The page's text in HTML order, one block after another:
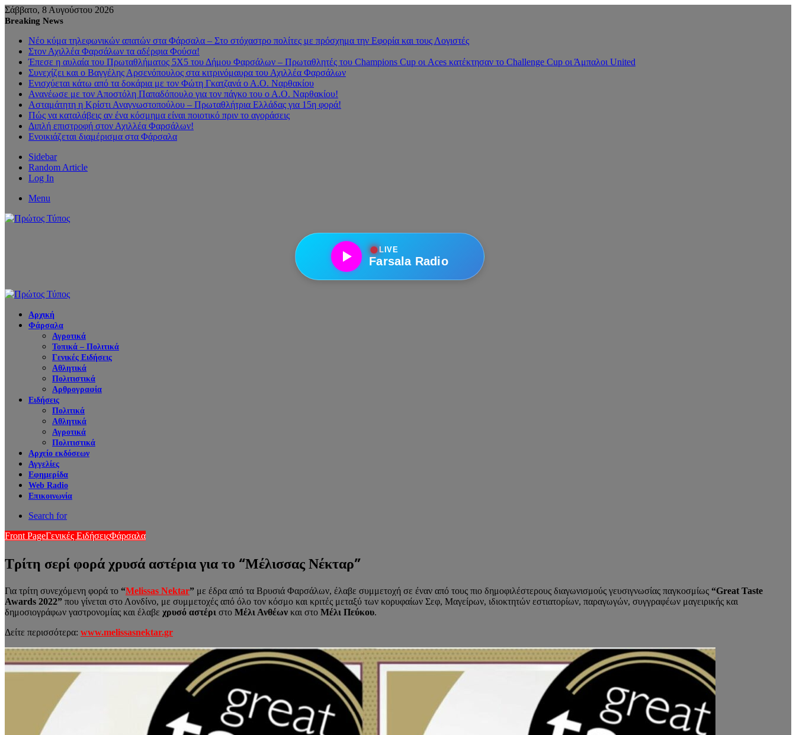
Σάββατο, 8 Αυγούστου 2026
Breaking News
Νέο κύμα τηλεφωνικών απατών στα Φάρσαλα – Στο στόχαστρο πολίτες με πρόσχημα την Εφορία και τους Λογιστές
Στον Αχιλλέα Φαρσάλων τα αδέρφια Φούσα!
Έπεσε η αυλαία του Πρωταθλήματος 5Χ5 του Δήμου Φαρσάλων – Πρωταθλητές του Champions Cup οι Aces κατέκτησαν το Challenge Cup οι Άμπαλοι United
Συνεχίζει και ο Βαγγέλης Αρσενόπουλος στα κιτρινόμαυρα του Αχιλλέα Φαρσάλων
Ενισχύεται κάτω από τα δοκάρια με τον Φώτη Γκατζανά ο Α.Ο. Ναρθακίου
Ανανέωσε με τον Αποστόλη Παπαδόπουλο για τον πάγκο του ο Α.Ο. Ναρθακίου!
Ασταμάτητη η Κρίστι Αναγνωστοπούλου – Πρωταθλήτρια Ελλάδας για 15η φορά!
Πώς να καταλάβεις αν ένα κόσμημα είναι ποιοτικό πριν το αγοράσεις
Διπλή επιστροφή στον Αχιλλέα Φαρσάλων!
Ενοικιάζεται διαμέρισμα στα Φάρσαλα
Sidebar
Random Article
Log In
Menu
●LIVE
Farsala Radio
Αρχική
Φάρσαλα
Αγροτικά
Τοπικά – Πολιτικά
Γενικές Ειδήσεις
Αθλητικά
Πολιτιστικά
Αρθρογραφία
Ειδήσεις
Πολιτικά
Αθλητικά
Αγροτικά
Πολιτιστικά
Αρχείο εκδόσεων
Αγγελίες
Εφημερίδα
Web Radio
Επικοινωνία
Search for
Front PageΓενικές ΕιδήσειςΦάρσαλα
Τρίτη σερί φορά χρυσά αστέρια για το “Μέλισσας Νέκταρ”
Για τρίτη συνεχόμενη φορά το “Melissas Nektar” με έδρα από τα Βρυσιά Φαρσάλων, έλαβε συμμετοχή σε έναν από τους πιο δημοφιλέστερους διαγωνισμούς γευσιγνωσίας παγκοσμίως “Great Taste
Awards 2022” που γίνεται στο Λονδίνο, με συμμετοχές από όλο τον κόσμο και κριτές μεταξύ των κορυφαίων Σεφ, Μαγείρων, ιδιοκτητών εστιατορίων, παραγωγών, συγγραφέων μαγειρικής και
δημοσιογράφων γαστρονομίας και έλαβε χρυσό αστέρι στο Μέλι Ανθέων και στο Μέλι Πεύκου.
Δείτε περισσότερα: www.melissasnektar.gr